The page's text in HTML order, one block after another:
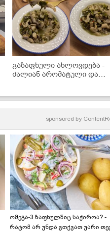
გაზაფხული ახლოვდება -
ძალიან არომატული და
sponsored by
ომეგა-3 ზაფხულშიც საჭიროა? -
რატომ არ უნდა ვთქვათ უარი